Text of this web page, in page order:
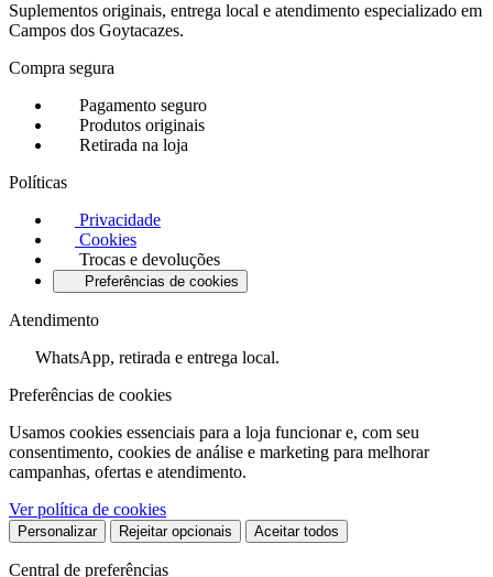
Suplementos originais, entrega local e atendimento especializado em
Campos dos Goytacazes.
Compra segura
Pagamento seguro
Produtos originais
Retirada na loja
Políticas
Privacidade
Cookies
Trocas e devoluções
Preferências de cookies
Atendimento
WhatsApp, retirada e entrega local.
Preferências de cookies
Usamos cookies essenciais para a loja funcionar e, com seu
consentimento, cookies de análise e marketing para melhorar
campanhas, ofertas e atendimento.
Ver política de cookies
Personalizar Rejeitar opcionais Aceitar todos
Central de preferências